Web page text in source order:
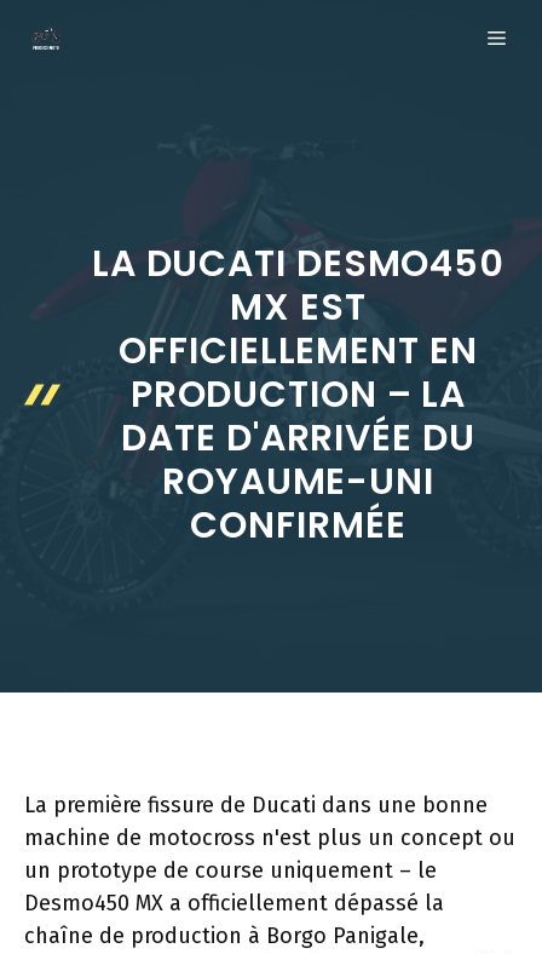
LA DUCATI DESMO450
MX EST
OFFICIELLEMENT EN
PRODUCTION – LA
DATE D'ARRIVÉE DU
ROYAUME-UNI
CONFIRMÉE
La première fissure de Ducati dans une bonne
machine de motocross n'est plus un concept ou
un prototype de course uniquement – le
Desmo450 MX a officiellement dépassé la
chaîne de production à Borgo Panigale,